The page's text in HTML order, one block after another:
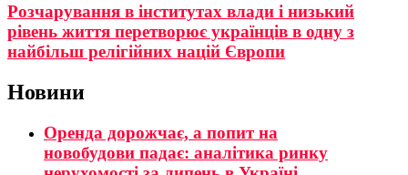
Розчарування в інститутах влади і низький
рівень життя перетворює українців в одну з
найбільш релігійних націй Європи
Новини
Оренда дорожчає, а попит на
новобудови падає: аналітика ринку